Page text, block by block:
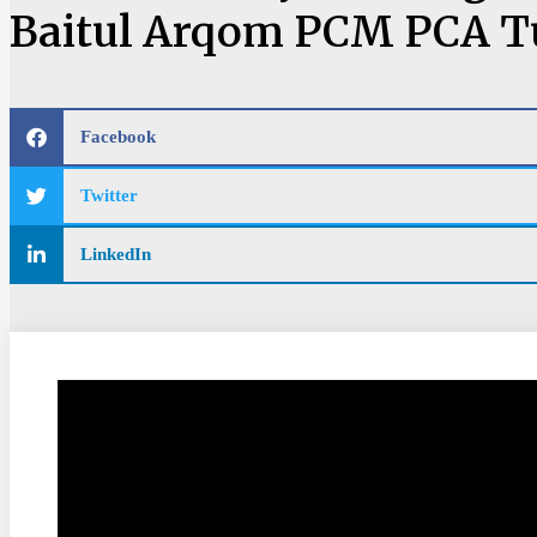
Baitul Arqom PCM PCA
Facebook
Twitter
LinkedIn